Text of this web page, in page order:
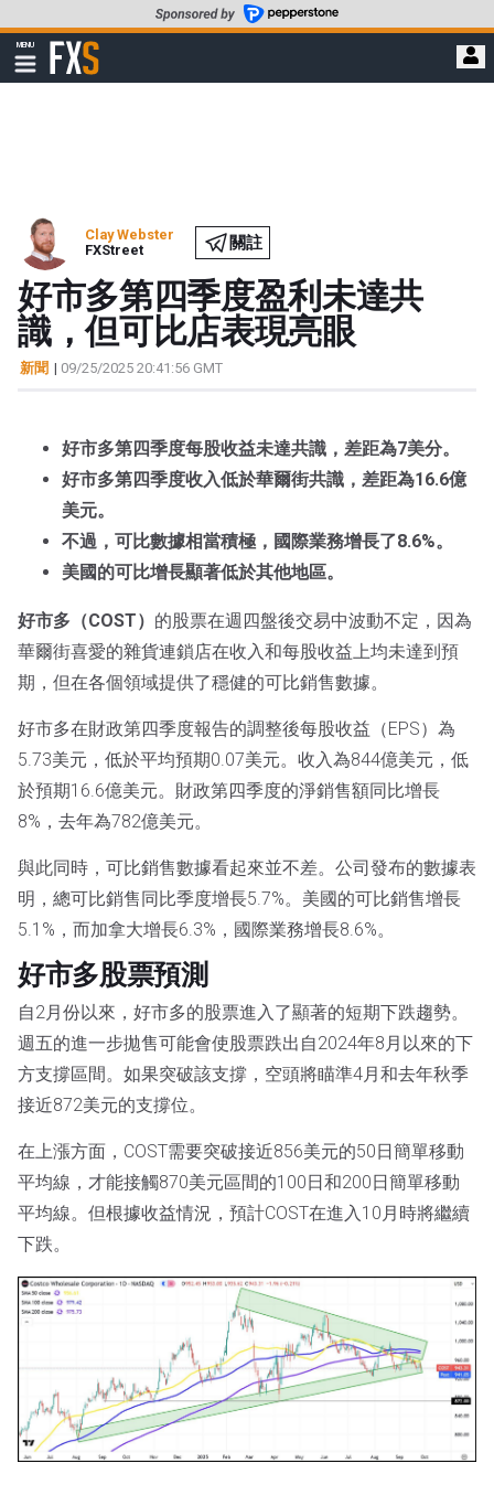
至
要
MENU
顯
示
FXStreet
Clay Webster
FXStreet
關註
好市多第四季度盈利未達共
識，但可比店表現亮眼
新聞 | 09/25/2025 20:41:56 GMT
好市多第四季度每股收益未達共識，差距為7美分。
好市多第四季度收入低於華爾街共識，差距為16.6億
美元。
不過，可比數據相當積極，國際業務增長了8.6%。
美國的可比增長顯著低於其他地區。
好市多（COST） 的股票在週四盤後交易中波動不定，因為
華爾街喜愛的雜貨連鎖店在收入和每股收益上均未達到預
期，但在各個領域提供了穩健的可比銷售數據。
好市多在財政第四季度報告的調整後每股收益（EPS）為
5.73美元，低於平均預期0.07美元。收入為844億美元，低
於預期16.6億美元。財政第四季度的淨銷售額同比增長
8%，去年為782億美元。
與此同時，可比銷售數據看起來並不差。公司發布的數據表
明，總可比銷售同比季度增長5.7%。美國的可比銷售增長
5.1%，而加拿大增長6.3%，國際業務增長8.6%。
好市多股票預測
自2月份以來，好市多的股票進入了顯著的短期下跌趨勢。
週五的進一步拋售可能會使股票跌出自2024年8月以來的下
方支撐區間。如果突破該支撐，空頭將瞄準4月和去年秋季
接近872美元的支撐位。
在上漲方面，COST需要突破接近856美元的50日簡單移動
平均線，才能接觸870美元區間的100日和200日簡單移動
平均線。但根據收益情況，預計COST在進入10月時將繼續
下跌。